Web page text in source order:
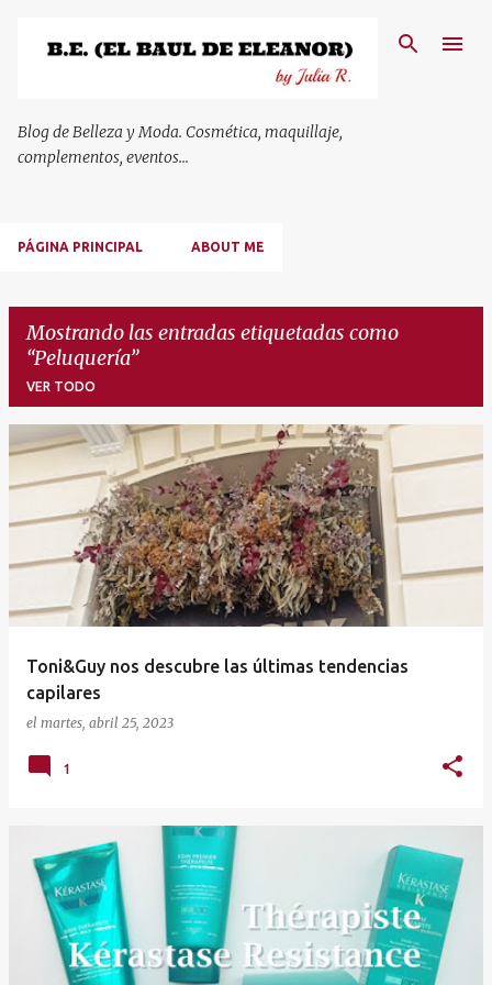
Blog de Belleza y Moda. Cosmética, maquillaje,
complementos, eventos...
PÁGINA PRINCIPAL ABOUT ME
Mostrando las entradas etiquetadas como
Peluquería
VER TODO
E
n
t
d
Toni&Guy nos descubre las últimas tendencias
capilares
el martes, abril 25, 2023
1